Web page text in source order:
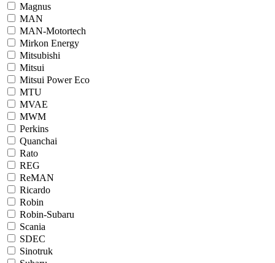
Magnus
MAN
MAN-Motortech
Mirkon Energy
Mitsubishi
Mitsui
Mitsui Power Eco
MTU
MVAE
MWM
Perkins
Quanchai
Rato
REG
ReMAN
Ricardo
Robin
Robin-Subaru
Scania
SDEC
Sinotruk